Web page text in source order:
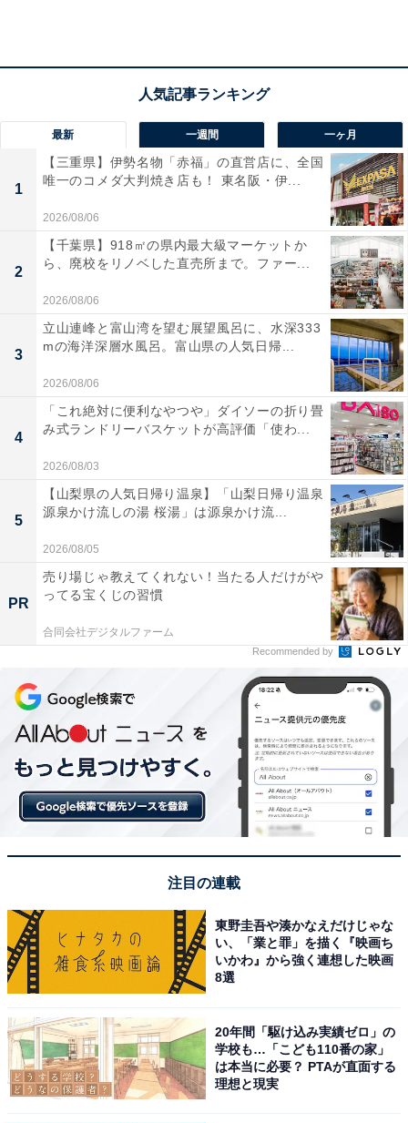
安全対策などは後手に…何がタカタの対応のまず
さを生んだ？
エアバック不良問題は、最初の事故を軽視せず、本格的
な調査と適切な安全対策を講じていれば10年以上も事故
が多発するような状況にはならなかったのではないか、
と言われています。さらには、早い段階で安全性を確保
した改良型が導入されていたなら、膨大な金額にまで跳
ね上がったリコール費用も、大幅な軽減ができていた可
能性が高いのです。
一体何が、このタカタの対応のまずさを生んできたので
しょうか。私が経営分析の立場から一連の流れを追って
きて個人的に感じているのは、「内外の同族」という問
題です。
理由1：同族経営が陥りがちな資産を守る意識
最新 一週間 一ヶ月
1
【三重県】伊勢名物「赤福」の直営店に、全国
唯一のコメダ大判焼き店も！ 東名阪・伊...
2026/08/06
2
【千葉県】918㎡の県内最大級マーケットか
ら、廃校をリノベした直売所まで。ファー...
2026/08/06
3
立山連峰と富山湾を望む展望風呂に、水深333
mの海洋深層水風呂。富山県の人気日帰...
2026/08/06
4
「これ絶対に便利なやつや」ダイソーの折り畳
み式ランドリーバスケットが高評価「使わ...
2026/08/03
5
【山梨県の人気日帰り温泉】「山梨日帰り温泉
源泉かけ流しの湯 桜湯」は源泉かけ流...
2026/08/05
PR
売り場じゃ教えてくれない！当たる人だけがや
ってる宝くじの習慣
合同会社デジタルファーム
Recommended by
注目の連載
東野圭吾や湊かなえだけじゃな
い、「業と罪」を描く『映画ち
いかわ』から強く連想した映画
8選
20年間「駆け込み実績ゼロ」の
学校も…「こども110番の家」
は本当に必要？ PTAが直面する
理想と現実